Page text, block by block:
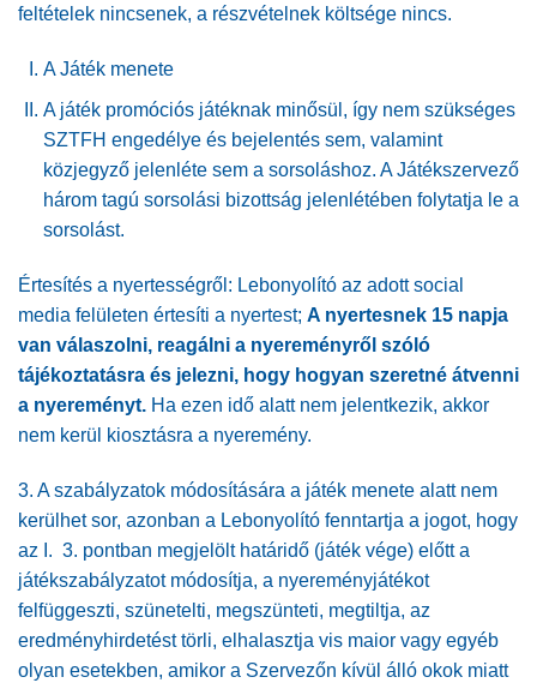
feltételek nincsenek, a részvételnek költsége nincs.
A Játék menete
A játék promóciós játéknak minősül, így nem szükséges
SZTFH engedélye és bejelentés sem, valamint
közjegyző jelenléte sem a sorsoláshoz. A Játékszervező
három tagú sorsolási bizottság jelenlétében folytatja le a
sorsolást.
Értesítés a nyertességről: Lebonyolító az adott social
media felületen értesíti a nyertest; A nyertesnek 15 napja
van válaszolni, reagálni a nyereményről szóló
tájékoztatásra és jelezni, hogy hogyan szeretné átvenni
a nyereményt. Ha ezen idő alatt nem jelentkezik, akkor
nem kerül kiosztásra a nyeremény.
3. A szabályzatok módosítására a játék menete alatt nem
kerülhet sor, azonban a Lebonyolító fenntartja a jogot, hogy
az I. 3. pontban megjelölt határidő (játék vége) előtt a
játékszabályzatot módosítja, a nyereményjátékot
felfüggeszti, szünetelti, megszünteti, megtiltja, az
eredményhirdetést törli, elhalasztja vis maior vagy egyéb
olyan esetekben, amikor a Szervezőn kívül álló okok miatt